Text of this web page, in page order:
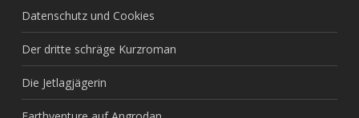
Datenschutz und Cookies
Der dritte schräge Kurzroman
Die Jetlagjägerin